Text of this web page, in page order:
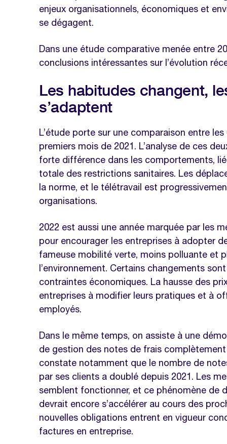
entreprises
Nos modèles à télécharger sur la
Modèle de calcul des frais
Modèle de note de frais excel
enjeux organisationnels, économiques et
se dégagent.
Dans une étude comparative menée entre
conclusions intéressantes sur l’évolution
Les habitudes changent,
s’adaptent
L’étude porte sur une comparaison entre
premiers mois de 2021. L’analyse de ces
forte différence dans les comportements,
totale des restrictions sanitaires. Les
la norme, et le télétravail est
organisations.
2022 est aussi une année marquée par les
pour encourager les entreprises à adopter
fameuse mobilité verte, moins polluante et
l’environnement. Certains changements
contraintes économiques. La hausse des
entreprises à modifier leurs pratiques et à
employés.
Dans le même temps, on assiste à une
de gestion des notes de frais
constate notamment que le nombre de
par ses clients a doublé depuis 2021. Les
semblent fonctionner, et ce phénomène de
devrait encore s’accélérer au cours des
nouvelles obligations entrent en vigueur
factures en entreprise.